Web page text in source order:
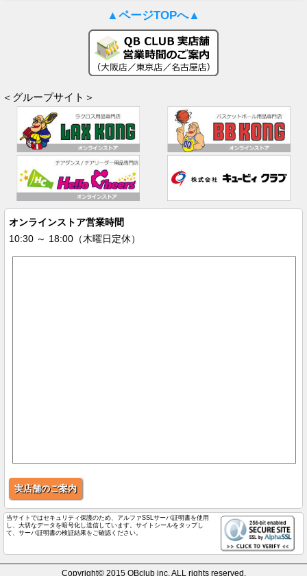
▲ページTOPへ▲
＜グループサイト＞
オンラインストア営業時間
10:30 ～ 18:00（木曜日定休）
実店舗のご案内
当サイトではセキュリティ保護のため、アルファSSLサーバ証明書を使用
し、大切なデータを暗号化し送信しています。サイトシールをタップし
て、サーバ証明書の検証結果をご確認ください。
Copyright© 2015 QBclub inc. ALL rights reserved.